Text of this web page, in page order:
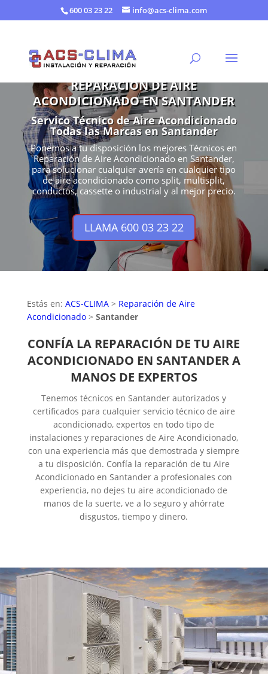
600 03 23 22 info@acs-clima.com
REPARACIÓN DE AIRE
ACONDICIONADO EN SANTANDER
Servico Técnico de Aire Acondicionado
Todas las Marcas en Santander
Ponemos a tu disposición los mejores Técnicos en
Reparación de Aire Acondicionado en Santander,
para solucionar cualquier avería en cualquier tipo
de aire acondicionado como split, multisplit,
conductos, cassette o industrial y al mejor precio.
LLAMA 600 03 23 22
Estás en: ACS-CLIMA> Reparación de Aire
Acondicionado> Santander
CONFÍA LA REPARACIÓN DE TU AIRE
ACONDICIONADO EN SANTANDER A
MANOS DE EXPERTOS
Tenemos técnicos en Santander autorizados y
certificados para cualquier servicio técnico de aire
acondicionado, expertos en todo tipo de
instalaciones y reparaciones de Aire Acondicionado,
con una experiencia más que demostrada y siempre
a tu disposición. Confía la reparación de tu Aire
Acondicionado en Santander a profesionales con
experiencia, no dejes tu aire acondicionado de
manos de la suerte, ve a lo seguro y ahórrate
disgustos, tiempo y dinero.